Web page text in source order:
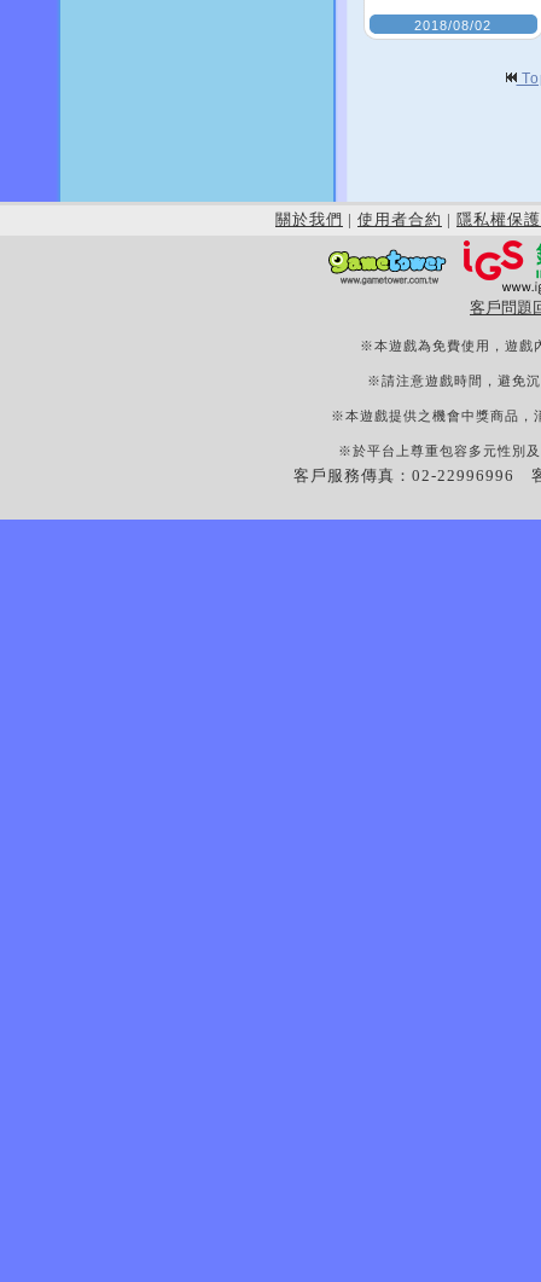
2018/08/02
關於我們 | 使用者合約 | 隱私權保護
客戶問題
※本遊戲為免費使用，遊戲
※請注意遊戲時間，避免
※本遊戲提供之機會中獎商品，
※於平台上尊重包容多元性別
客戶服務傳真：02-22996996